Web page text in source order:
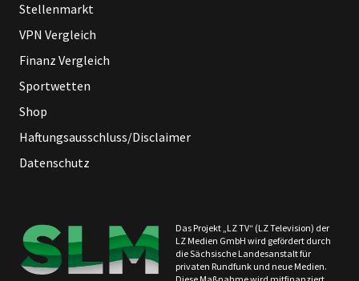
Stellenmarkt
VPN Vergleich
Finanz Vergleich
Sportwetten
Shop
Haftungsausschluss/Disclaimer
Datenschutz
Das Projekt „LZ TV“ (LZ Television) der
LZ Medien GmbH wird gefördert durch
die Sächsische Landesanstalt für
privaten Rundfunk und neue Medien.